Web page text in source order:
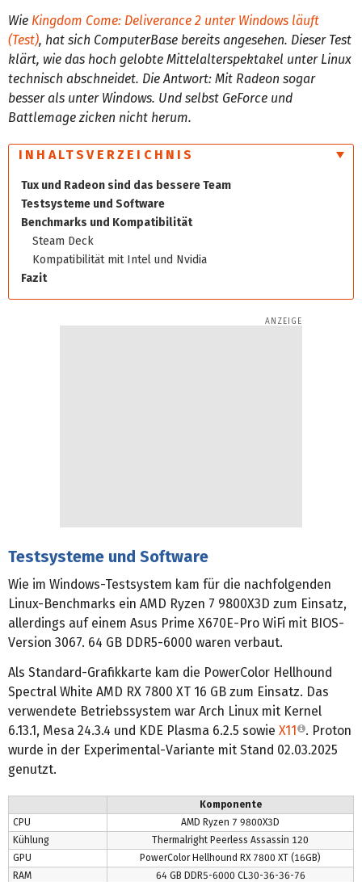
Wie Kingdom Come: Deliverance 2 unter Windows läuft
(Test), hat sich ComputerBase bereits angesehen. Dieser Test
klärt, wie das hoch gelobte Mittelalterspektakel unter Linux
technisch abschneidet. Die Antwort: Mit Radeon sogar
besser als unter Windows. Und selbst GeForce und
Battlemage zicken nicht herum.
INHALTSVERZEICHNIS
Tux und Radeon sind das bessere Team
Testsysteme und Software
Benchmarks und Kompatibilität
Steam Deck
Kompatibilität mit Intel und Nvidia
Fazit
Testsysteme und Software
Wie im Windows-Testsystem kam für die nachfolgenden
Linux-Benchmarks ein AMD Ryzen 7 9800X3D zum Einsatz,
allerdings auf einem Asus Prime X670E-Pro WiFi mit BIOS-
Version 3067. 64 GB DDR5-6000 waren verbaut.
Als Standard-Grafikkarte kam die PowerColor Hellhound
Spectral White AMD RX 7800 XT 16 GB zum Einsatz. Das
verwendete Betriebssystem war Arch Linux mit Kernel
6.13.1, Mesa 24.3.4 und KDE Plasma 6.2.5 sowie X11
. Proton
wurde in der Experimental-Variante mit Stand 02.03.2025
genutzt.
Komponente
CPU
AMD Ryzen 7 9800X3D
Kühlung
Thermalright Peerless Assassin 120
GPU
PowerColor Hellhound RX 7800 XT (16GB)
RAM
64 GB DDR5-6000 CL30-36-36-76